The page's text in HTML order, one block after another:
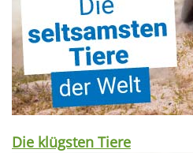
Die klügsten Tiere